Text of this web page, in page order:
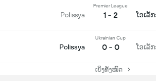
Polissya
Premier League
1 - 2 ໂອເລັ
Polissya
Ukrainian Cup
0 - 0 ໂອເລັ
ເບິ່ງທັງໝົດ